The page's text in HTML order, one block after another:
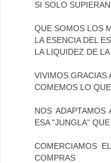
SI SOLO
QUE SOMOS LOS
LA ESENCIA DEL
LA LIQUIDEZ DE
VIVIMOS GRACIAS
COMEMOS LO
NOS ADAPTAMOS
ESA "JUNGLA"
COMERCIAMOS
COMPRAS